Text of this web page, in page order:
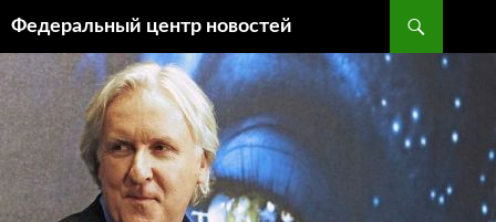
Федеральный центр новостей
СОДЕРЖИМОМУ